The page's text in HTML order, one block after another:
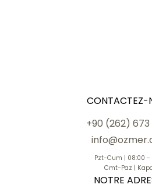
CONTACTEZ-
+90 (262) 673
Pzt-Cum | 08:00 -
Cmt-Paz |
NOTRE